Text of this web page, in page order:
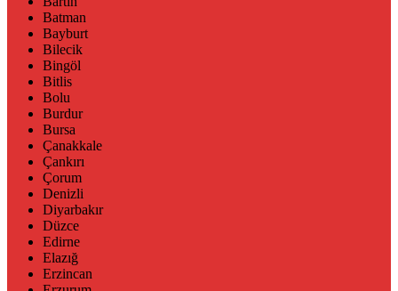
Batman
Bayburt
Bilecik
Bingöl
Bitlis
Bolu
Burdur
Bursa
Çanakkale
Çankırı
Çorum
Denizli
Diyarbakır
Düzce
Edirne
Elazığ
Erzincan